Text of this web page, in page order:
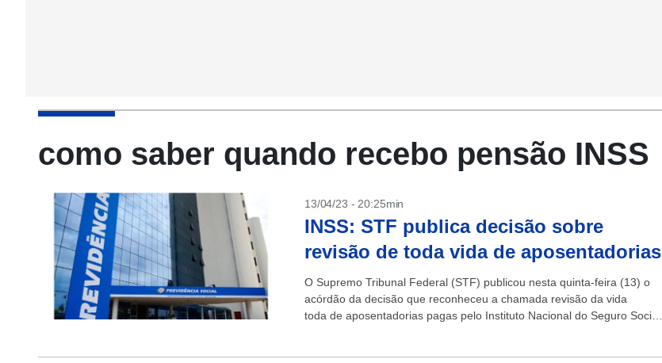
como saber quando recebo pensão INSS
13/04/23 - 20:25min
INSS: STF publica decisão sobre
revisão de toda vida de aposentadorias
O Supremo Tribunal Federal (STF) publicou nesta quinta-feira (13) o
acórdão da decisão que reconheceu a chamada revisão da vida
toda de aposentadorias pagas pelo Instituto Nacional do Seguro Social